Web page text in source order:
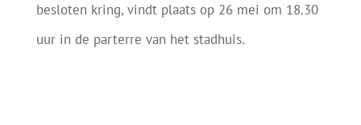
besloten kring, vindt plaats op 26 mei om 18.30
uur in de parterre van het stadhuis.